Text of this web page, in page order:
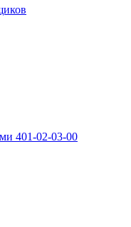
401-02-03-00